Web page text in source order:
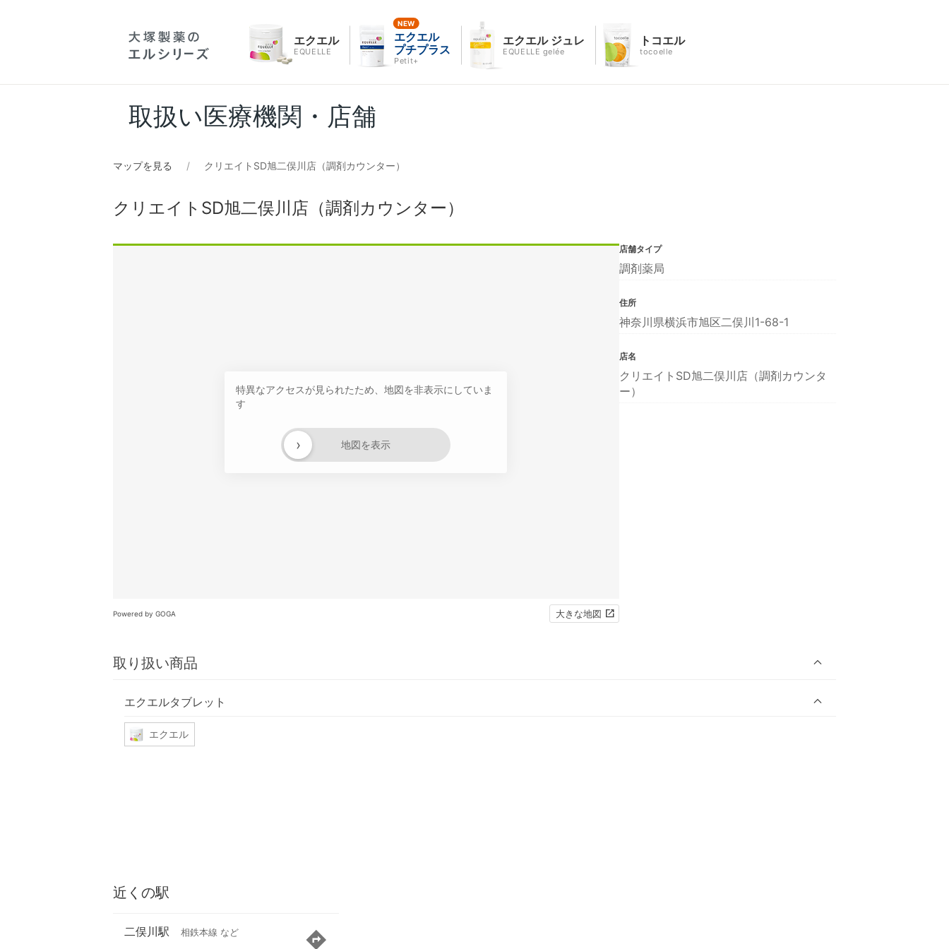
エクエル
EQUELLE
エクエル
プチプラス
Petit+
エクエル ジュレ
EQUELLE gelée
トコエル
tocoelle
取扱い医療機関・店舗
マップを見る クリエイトSD旭二俣川店（調剤カウンター）
クリエイトSD旭二俣川店（調剤カウンター）
特異なアクセスが見られたため、地図を非表示にしていま
す
地図を表示
›
Powered by GOGA 大きな地図
取り扱い商品
エクエルタブレット
エクエル
店舗タイプ
調剤薬局
住所
神奈川県横浜市旭区二俣川1-68-1
店名
クリエイトSD旭二俣川店（調剤カウンタ
ー）
近くの駅
二俣川駅 相鉄本線 など